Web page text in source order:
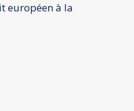
européen à la